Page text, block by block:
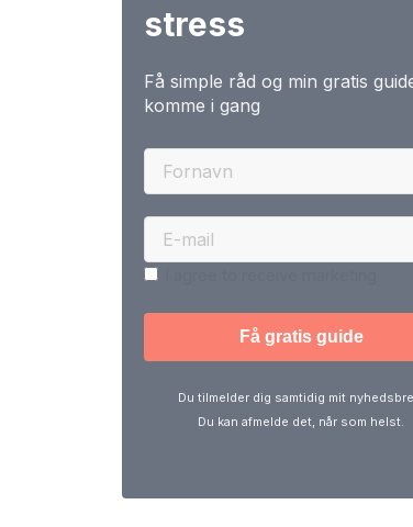
stress
Få simple råd og min gratis
komme i gang
Du tilmelder dig samtidig mit
Du kan afmelde det, når som helst.